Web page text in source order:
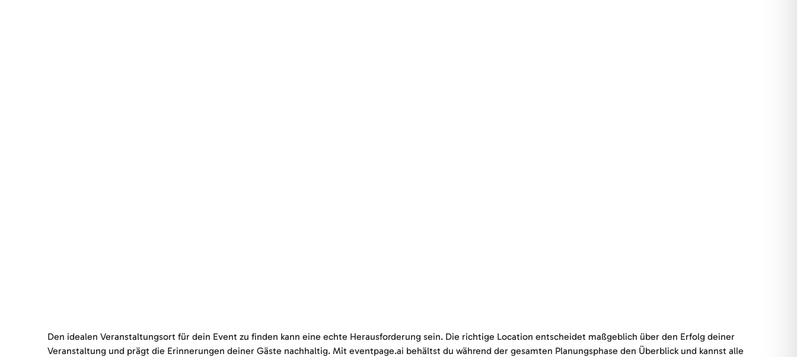
Den idealen Veranstaltungsort für dein Event zu finden kann eine echte Herausforderung sein. Die richtige Location entscheidet maßgeblich über den Erfolg deiner
Veranstaltung und prägt die Erinnerungen deiner Gäste nachhaltig. Mit eventpage.ai behältst du während der gesamten Planungsphase den Überblick und kannst alle